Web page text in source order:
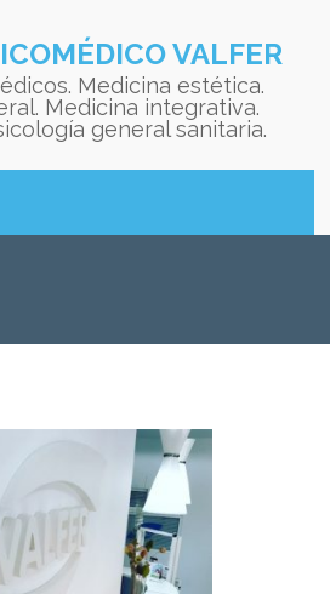
VALFER
Medicina estética.
Medicina integrativa.
general sanitaria.